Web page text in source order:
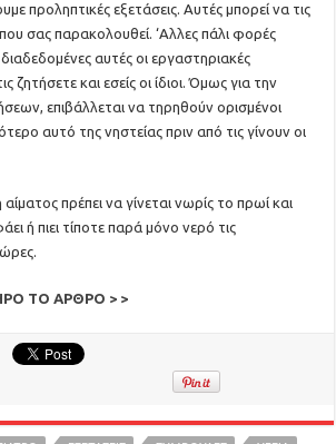
προληπτικές εξετάσεις. Αυτές μπορεί να τις
σας παρακολουθεί. ‘Αλλες πάλι φορές
διαδεδομένες αυτές οι εργαστηριακές
ζητήσετε και εσείς οι ίδιοι. Όμως για την
επιβάλλεται να τηρηθούν ορισμένοι
αυτό της νηστείας πριν από τις γίνουν οι
πρέπει να γίνεται νωρίς το πρωί και
ή πιει τίποτε παρά μόνο νερό τις
ΤΟ ΑΡΘΡΟ > >